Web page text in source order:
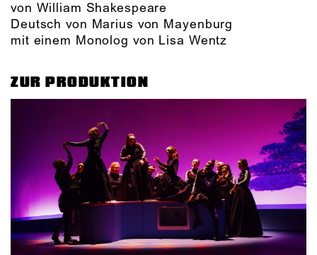
von William Shakespeare
Deutsch von Marius von Mayenburg
mit einem Monolog von Lisa Wentz
ZUR PRODUKTION